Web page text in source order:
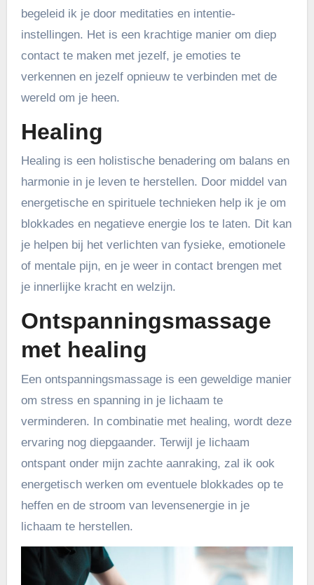
begeleid ik je door meditaties en intentie-
instellingen. Het is een krachtige manier om diep
contact te maken met jezelf, je emoties te
verkennen en jezelf opnieuw te verbinden met de
wereld om je heen.
Healing
Healing is een holistische benadering om balans en
harmonie in je leven te herstellen. Door middel van
energetische en spirituele technieken help ik je om
blokkades en negatieve energie los te laten. Dit kan
je helpen bij het verlichten van fysieke, emotionele
of mentale pijn, en je weer in contact brengen met
je innerlijke kracht en welzijn.
Ontspanningsmassage
met healing
Een ontspanningsmassage is een geweldige manier
om stress en spanning in je lichaam te
verminderen. In combinatie met healing, wordt deze
ervaring nog diepgaander. Terwijl je lichaam
ontspant onder mijn zachte aanraking, zal ik ook
energetisch werken om eventuele blokkades op te
heffen en de stroom van levensenergie in je
lichaam te herstellen.